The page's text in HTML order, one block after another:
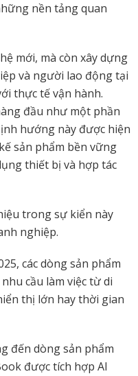
nền tảng quan
mới, mà còn xây dựng
và người lao động tại
thực tế vận hành.
đầu như một phần
hướng này được hiện
sản phẩm bền vững
thiết bị và hợp tác
trong sự kiển này
nghiệp.
các dòng sản phẩm
cầu làm việc từ di
thị lớn hay thời gian
đến dòng sản phẩm
được tích hợp AI